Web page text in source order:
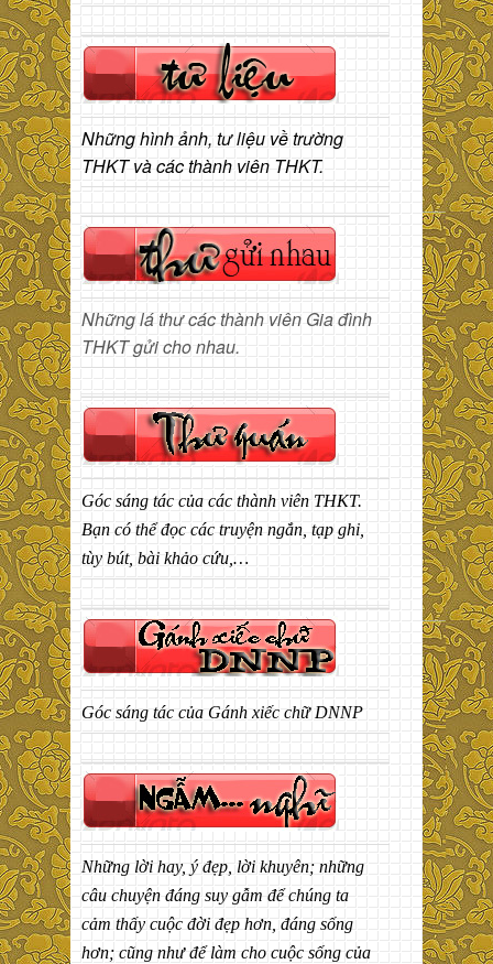
Những hình ảnh, tư liệu về trường
THKT và các thành viên THKT.
Những lá thư các thành viên Gia đình
THKT gửi cho nhau.
Góc sáng tác của các thành viên THKT.
Bạn có thể đọc các truyện ngắn, tạp ghi,
tùy bút, bài khảo cứu,…
Góc sáng tác của Gánh xiếc chữ DNNP
Những lời hay, ý đẹp, lời khuyên; những
câu chuyện đáng suy gẫm để chúng ta
cảm thấy cuộc đời đẹp hơn, đáng sống
hơn; cũng như để làm cho cuộc sống của